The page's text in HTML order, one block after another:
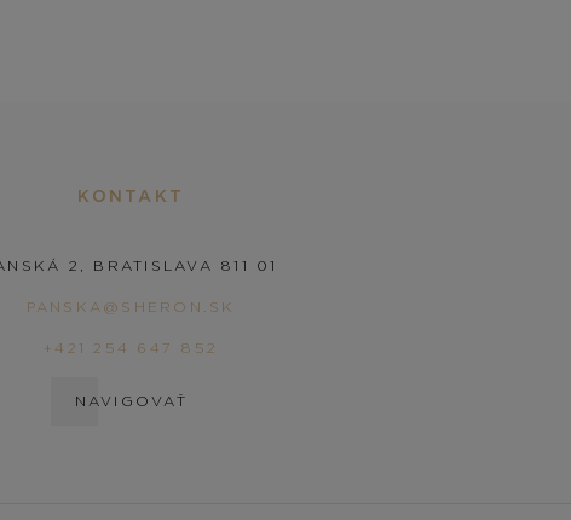
KONTAKT
2, BRATISLAVA 811 01
PANSKA@SHERON.SK
+421 254 647 852
NAVIGOVAŤ